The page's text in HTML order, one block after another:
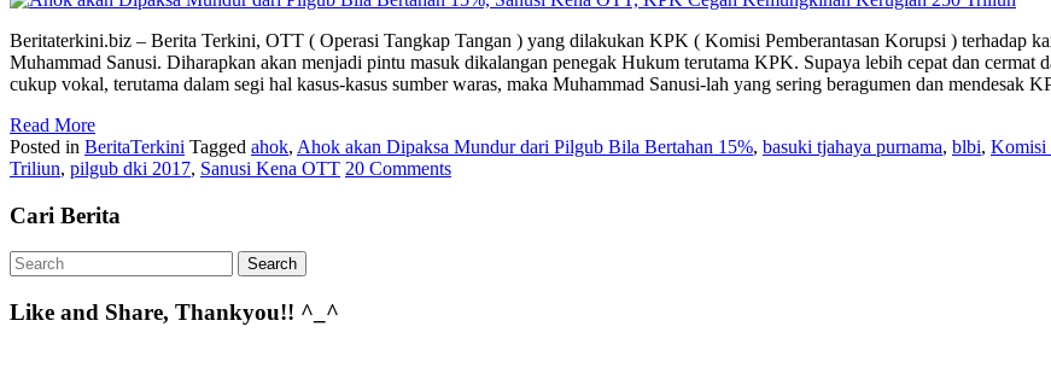
Beritaterkini.biz – Berita Terkini, OTT ( Operasi Tangkap Tangan ) yang dilakukan KPK ( Komisi Pemberantasan Korupsi ) terhadap
Muhammad Sanusi. Diharapkan akan menjadi pintu masuk dikalangan penegak Hukum terutama KPK. Supaya lebih cepat dan
cukup vokal, terutama dalam segi hal kasus-kasus sumber waras, maka Muhammad Sanusi-lah yang sering beragumen dan mendesak
Read More
Posted in BeritaTerkini Tagged ahok, Ahok akan Dipaksa Mundur dari Pilgub Bila Bertahan 15%, basuki tjahaya purnama, blbi, Komisi
Triliun, pilgub dki 2017, Sanusi Kena OTT 20 Comments
Cari Berita
Like and Share, Thankyou!! ^_^